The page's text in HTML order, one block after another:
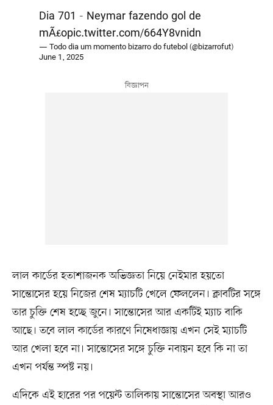
Dia 701 - Neymar fazendo gol de
mÃ£opic.twitter.com/664Y8vnidn
— Todo dia um momento bizarro do futebol (@bizarrofut)
June 1, 2025
লাল কার্ডের হতাশাজনক অভিজ্ঞতা নিয়ে নেইমার হয়তো
সান্তোসের হয়ে নিজের শেষ ম্যাচটি খেলে ফেললেন। ক্লাবটির সঙ্গে
তার চুক্তি শেষ হচ্ছে জুনে। সান্তোসের আর একটিই ম্যাচ বাকি
আছে। তবে লাল কার্ডের কারণে নিষেধাজ্ঞায় এখন সেই ম্যাচটি
আর খেলা হবে না। সান্তোসের সঙ্গে চুক্তি নবায়ন হবে কি না তা
এখন পর্যন্ত স্পষ্ট নয়।
এদিকে এই হারের পর পয়েন্ট তালিকায় সান্তোসের অবস্থা আরও